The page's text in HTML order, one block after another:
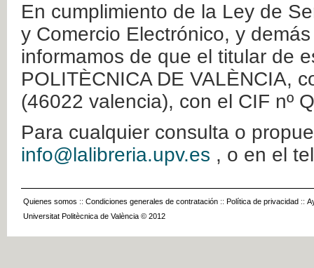
En cumplimiento de la Ley de
y Comercio Electrónico, y
informamos de que el titular de
POLITÈCNICA DE VALÈNCIA,
(46022 valencia), con el CIF nº
Para cualquier consulta o
info@lalibreria.upv.es , o en el
Quienes somos :: Condiciones generales de contratación :: Política de privacidad ::
Universitat Politècnica de València © 2012